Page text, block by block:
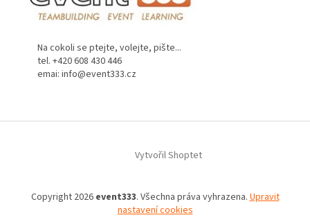
Na cokoli se ptejte, volejte, pište...
tel. +420 608 430 446
emai: info@event333.cz
Vytvořil Shoptet
Copyright 2026 event333. Všechna práva vyhrazena.Upravit
nastavení cookies